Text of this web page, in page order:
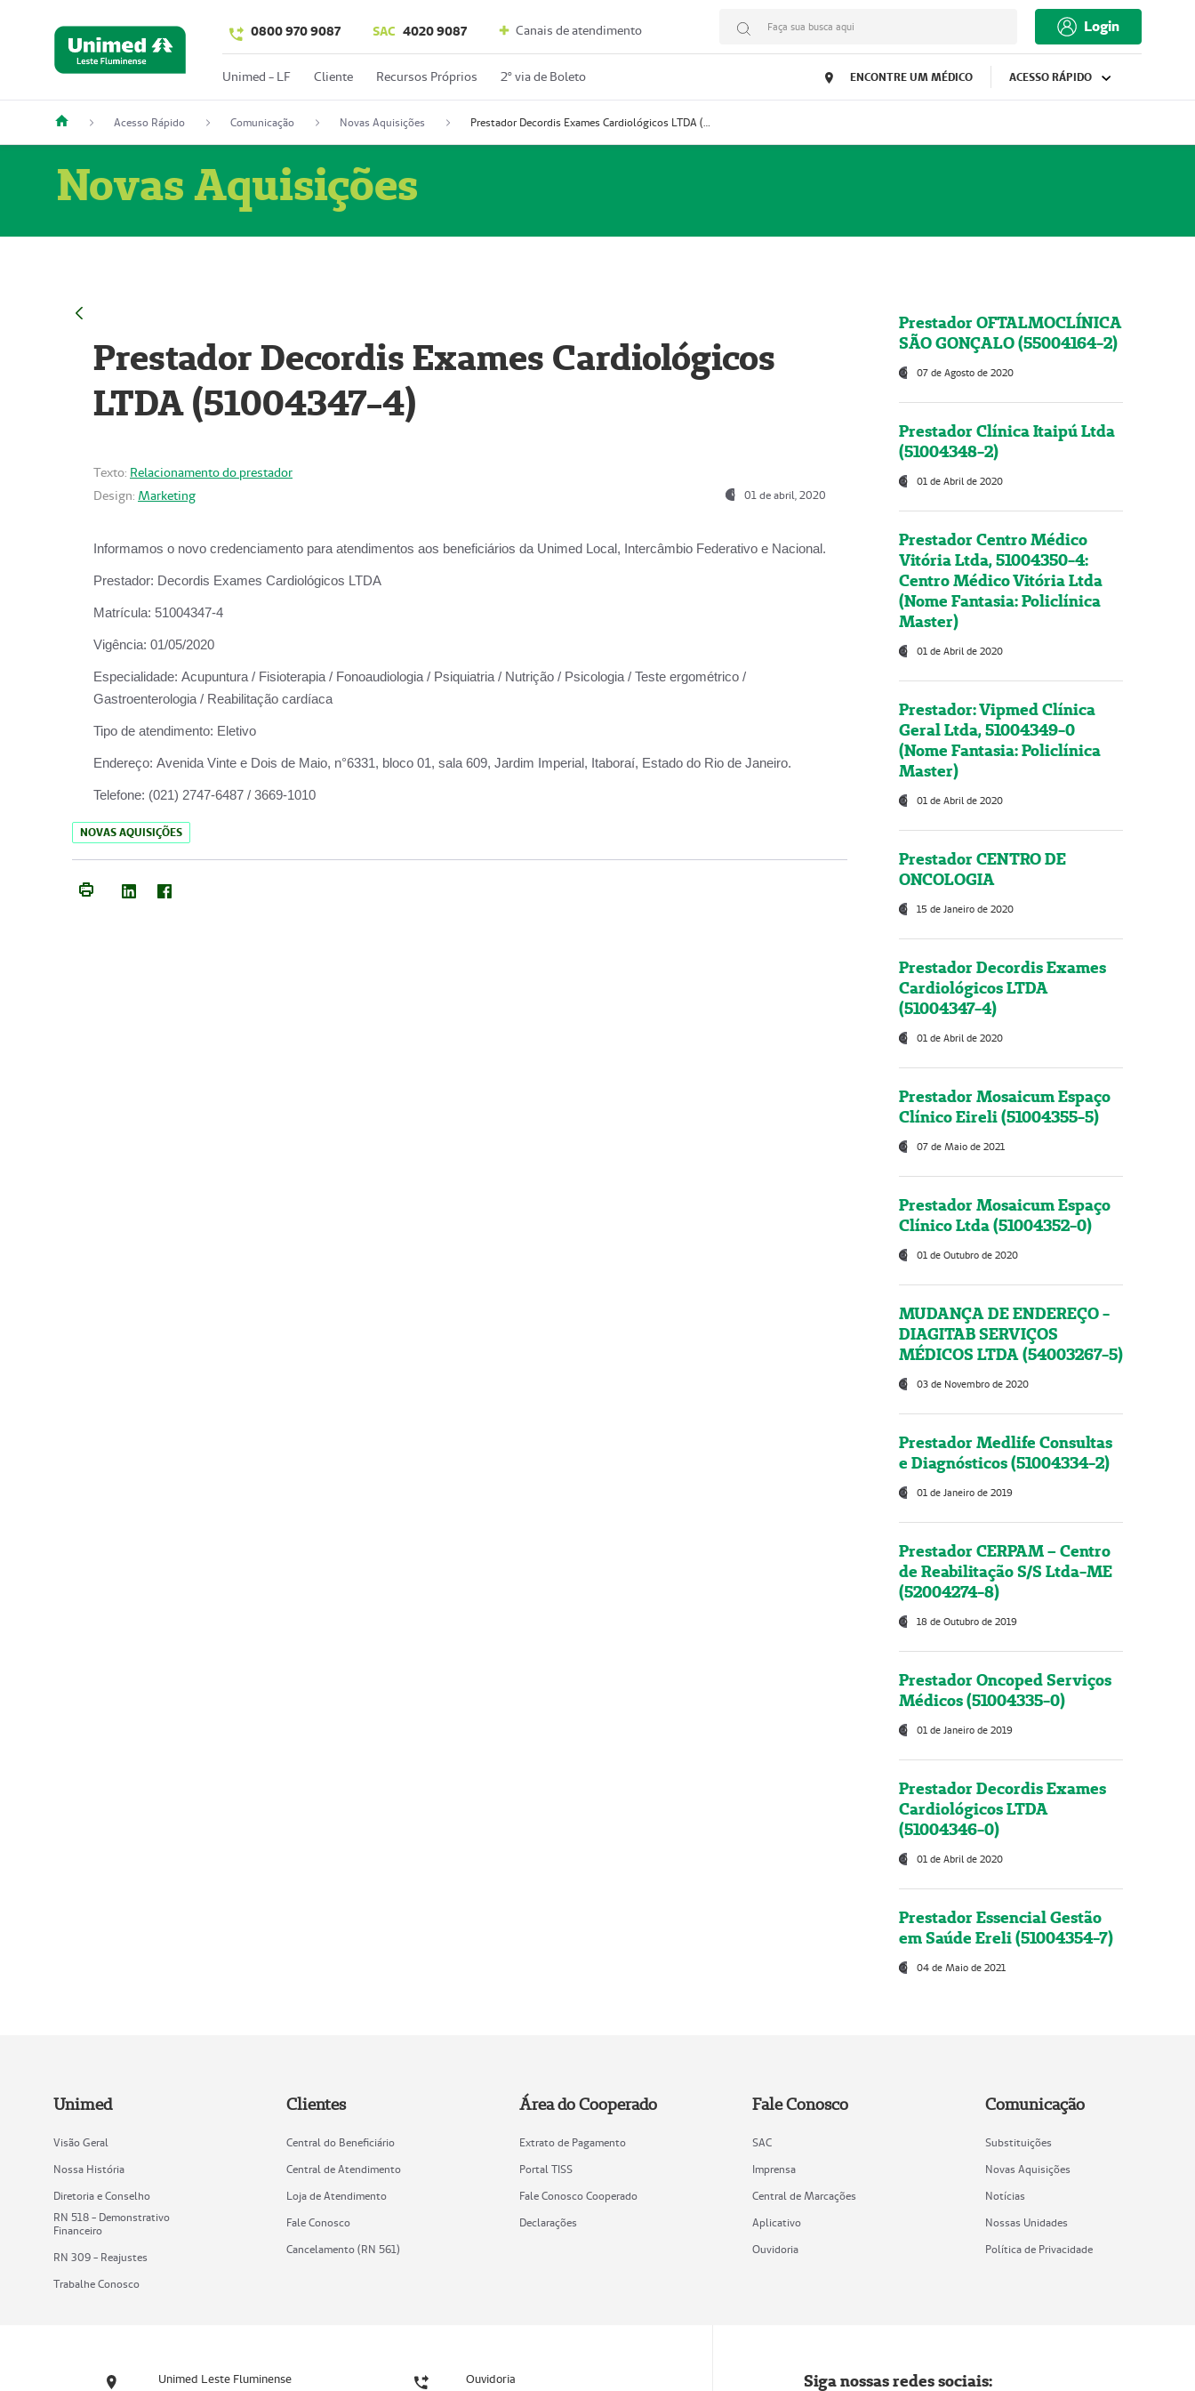
0800 970 9087 SAC 4020 9087 Canais de atendimento Faça sua busca aqui Login
Unimed - LF Cliente Recursos Próprios 2º via de Boleto ENCONTRE UM MÉDICO ACESSO RÁPIDO
Acesso Rápido Comunicação Novas Aquisições Prestador Decordis Exames Cardiológicos LTDA (51004347-4)
Novas Aquisições
Prestador Decordis Exames Cardiológicos
LTDA (51004347-4)
Texto: Relacionamento do prestador
Design: Marketing 01 de abril, 2020
Informamos o novo credenciamento para atendimentos aos beneficiários da Unimed Local, Intercâmbio Federativo e Nacional.
Prestador: Decordis Exames Cardiológicos LTDA
Matrícula: 51004347-4
Vigência: 01/05/2020
Especialidade: Acupuntura / Fisioterapia / Fonoaudiologia / Psiquiatria / Nutrição / Psicologia / Teste ergométrico /
Gastroenterologia / Reabilitação cardíaca
Tipo de atendimento: Eletivo
Endereço: Avenida Vinte e Dois de Maio, n°6331, bloco 01, sala 609, Jardim Imperial, Itaboraí, Estado do Rio de Janeiro.
Telefone: (021) 2747-6487 / 3669-1010
NOVAS AQUISIÇÕES
Prestador OFTALMOCLÍNICA
SÃO GONÇALO (55004164-2)
07 de Agosto de 2020
Prestador Clínica Itaipú Ltda
(51004348-2)
01 de Abril de 2020
Prestador Centro Médico
Vitória Ltda, 51004350-4:
Centro Médico Vitória Ltda
(Nome Fantasia: Policlínica
Master)
01 de Abril de 2020
Prestador: Vipmed Clínica
Geral Ltda, 51004349-0
(Nome Fantasia: Policlínica
Master)
01 de Abril de 2020
Prestador CENTRO DE
ONCOLOGIA
15 de Janeiro de 2020
Prestador Decordis Exames
Cardiológicos LTDA
(51004347-4)
01 de Abril de 2020
Prestador Mosaicum Espaço
Clínico Eireli (51004355-5)
07 de Maio de 2021
Prestador Mosaicum Espaço
Clínico Ltda (51004352-0)
01 de Outubro de 2020
MUDANÇA DE ENDEREÇO -
DIAGITAB SERVIÇOS
MÉDICOS LTDA (54003267-5)
03 de Novembro de 2020
Prestador Medlife Consultas
e Diagnósticos (51004334-2)
01 de Janeiro de 2019
Prestador CERPAM – Centro
de Reabilitação S/S Ltda-ME
(52004274-8)
18 de Outubro de 2019
Prestador Oncoped Serviços
Médicos (51004335-0)
01 de Janeiro de 2019
Prestador Decordis Exames
Cardiológicos LTDA
(51004346-0)
01 de Abril de 2020
Prestador Essencial Gestão
em Saúde Ereli (51004354-7)
04 de Maio de 2021
Unimed
Visão Geral
Nossa História
Diretoria e Conselho
RN 518 - Demonstrativo
Financeiro
RN 309 - Reajustes
Trabalhe Conosco
Clientes
Central do Beneficiário
Central de Atendimento
Loja de Atendimento
Fale Conosco
Cancelamento (RN 561)
Área do Cooperado
Extrato de Pagamento
Portal TISS
Fale Conosco Cooperado
Declarações
Fale Conosco
SAC
Imprensa
Central de Marcações
Aplicativo
Ouvidoria
Comunicação
Substituições
Novas Aquisições
Notícias
Nossas Unidades
Política de Privacidade
Unimed Leste Fluminense Ouvidoria Siga nossas redes sociais: